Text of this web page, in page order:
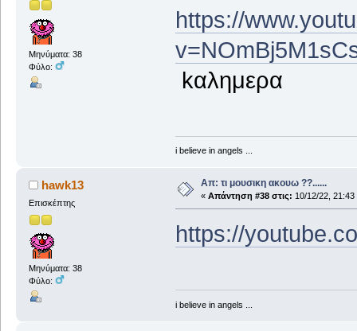
Μηνύματα: 38
Φύλο:
https://
kαλημερα
i believe in angels ...
hawk13
Επισκέπτης
Μηνύματα: 38
Φύλο:
Απ: τι μουσικη ακουω ??......
« Απάντηση #38 στις: 10/12/22, 21:43
https://
i believe in angels ...